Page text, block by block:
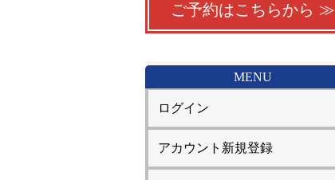
ご予約はこちらから ≫
MENU
ログイン
アカウント新規登録